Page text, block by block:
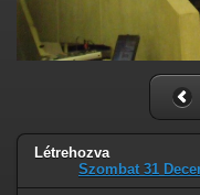
Létrehozva
Szombat 31